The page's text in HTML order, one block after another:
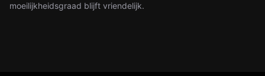
moeilijkheidsgraad blijft vriendelijk.